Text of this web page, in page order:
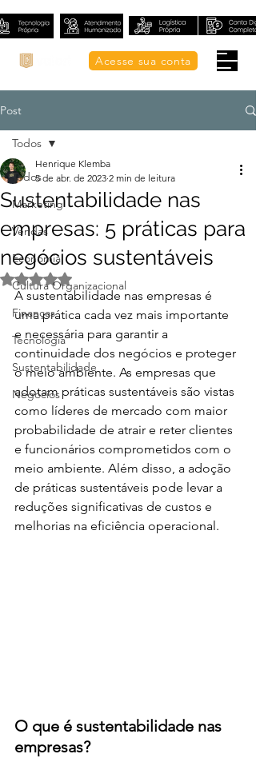
Acesse sua conta
Post
Todos
Marketing
Vendas
Economia
Cultura Organizacional
Finanças
Tecnologia
Sustentabilidade
Negócios
Todos
Sustentabilidade nas
empresas: 5 práticas para
negócios sustentáveis
Henrique Klemba
5 de abr. de 2023 2 min de leitura
Avaliado com NaN de 5 estrelas.
A sustentabilidade nas empresas é
uma prática cada vez mais importante
e necessária para garantir a
continuidade dos negócios e proteger
o meio ambiente. As empresas que
adotam práticas sustentáveis são vistas
como líderes de mercado com maior
probabilidade de atrair e reter clientes
e funcionários comprometidos com o
meio ambiente. Além disso, a adoção
de práticas sustentáveis pode levar a
reduções significativas de custos e
melhorias na eficiência operacional.
O que é sustentabilidade nas
empresas?